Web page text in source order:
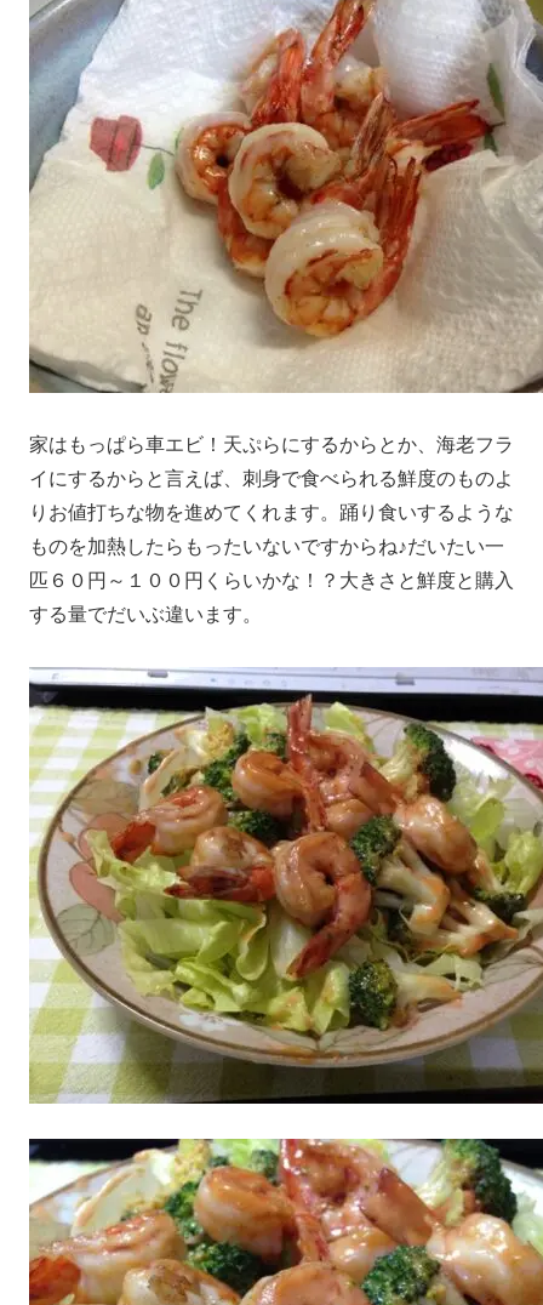
家はもっぱら車エビ！天ぷらにするからとか、海老フラ
イにするからと言えば、刺身で食べられる鮮度のものよ
りお値打ちな物を進めてくれます。踊り食いするような
ものを加熱したらもったいないですからね♪だいたい一
匹６０円～１００円くらいかな！？大きさと鮮度と購入
する量でだいぶ違います。